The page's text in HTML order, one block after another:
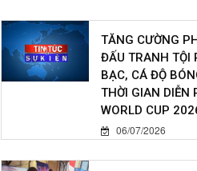
TĂNG CƯỜNG
ĐẤU TRANH TỘI
BẠC, CÁ ĐỘ
THỜI GIAN DIỄN
WORLD CUP
06/07/2026